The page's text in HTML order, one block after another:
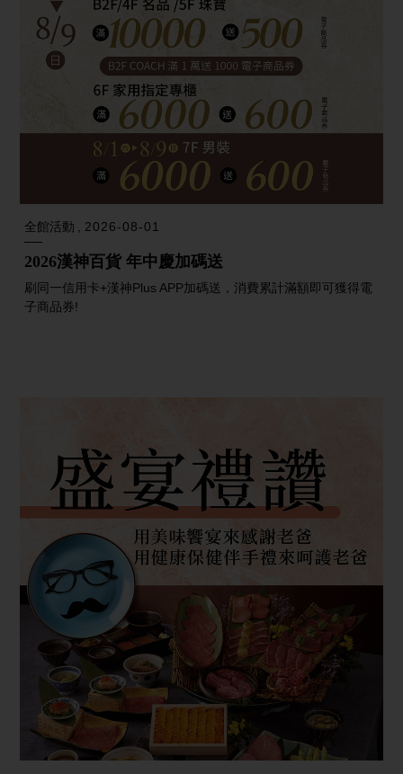
全館活動 2026-08-01
2026漢神百貨 年中慶加碼送
刷同一信用卡+漢神Plus APP加碼送，消費累計滿額即可獲得電
子商品券!